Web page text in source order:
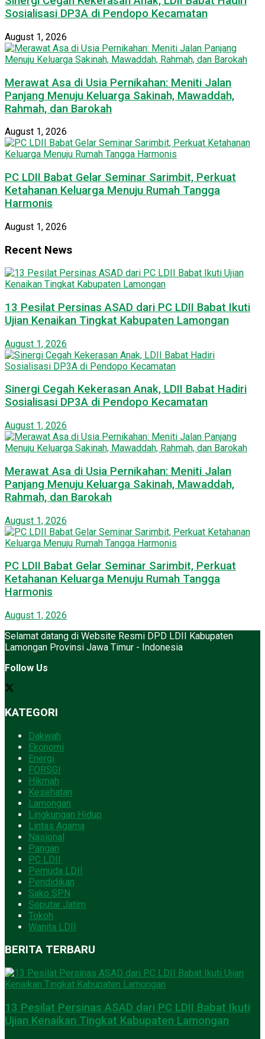
Sosialisasi DP3A di Pendopo Kecamatan
August 1, 2026
Merawat Asa di Usia Pernikahan: Meniti Jalan
Panjang Menuju Keluarga Sakinah, Mawaddah,
Rahmah, dan Barokah
August 1, 2026
PC LDII Babat Gelar Seminar Sarimbit, Perkuat
Ketahanan Keluarga Menuju Rumah Tangga
Harmonis
August 1, 2026
Recent News
13 Pesilat Persinas ASAD dari PC LDII Babat Ikuti
Ujian Kenaikan Tingkat Kabupaten Lamongan
August 1, 2026
Sinergi Cegah Kekerasan Anak, LDII Babat Hadiri
Sosialisasi DP3A di Pendopo Kecamatan
August 1, 2026
Merawat Asa di Usia Pernikahan: Meniti Jalan
Panjang Menuju Keluarga Sakinah, Mawaddah,
Rahmah, dan Barokah
August 1, 2026
PC LDII Babat Gelar Seminar Sarimbit, Perkuat
Ketahanan Keluarga Menuju Rumah Tangga
Harmonis
August 1, 2026
Selamat datang di Website Resmi DPD LDII Kabupaten
Lamongan Provinsi Jawa Timur - Indonesia
Follow Us
KATEGORI
Dakwah
Ekonomi
Energi
FORSGI
Hikmah
Kesehatan
Lamongan
Lingkungan Hidup
Lintas Agama
Nasional
Pangan
PC LDII
Pemuda LDII
Pendidikan
Sako SPN
Seputar Jatim
Tokoh
Wanita LDII
BERITA TERBARU
13 Pesilat Persinas ASAD dari PC LDII Babat Ikuti
Ujian Kenaikan Tingkat Kabupaten Lamongan